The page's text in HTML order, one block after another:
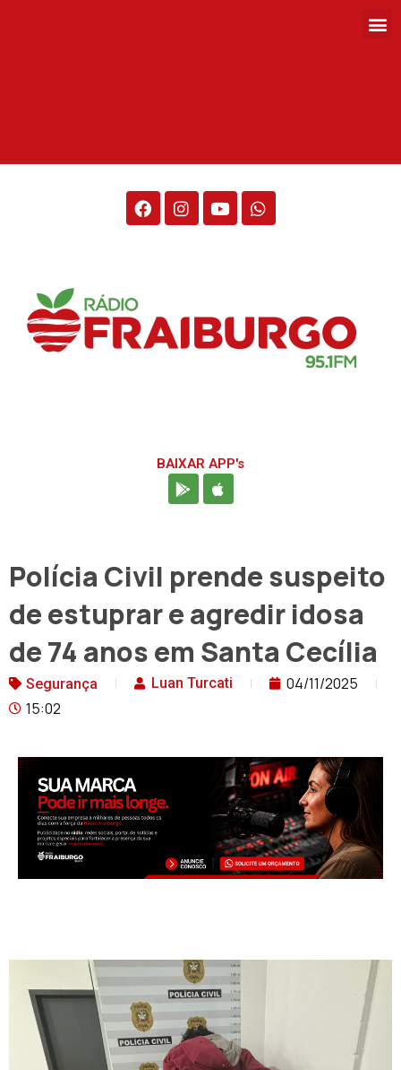
BAIXAR APP's
Polícia Civil prende suspeito
de estuprar e agredir idosa
de 74 anos em Santa Cecília
Segurança Luan Turcati
04/11/2025
15:02